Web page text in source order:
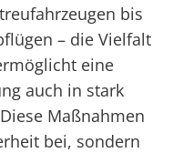
bis
– die Vielfalt
eine
auch in stark
Maßnahmen
bei, sondern